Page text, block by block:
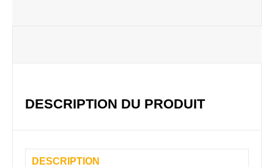
DESCRIPTION DU PRODUIT
DESCRIPTION